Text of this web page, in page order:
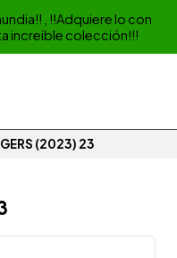
, !!Adquiere lo con
increible colección!!!
(2023) 23